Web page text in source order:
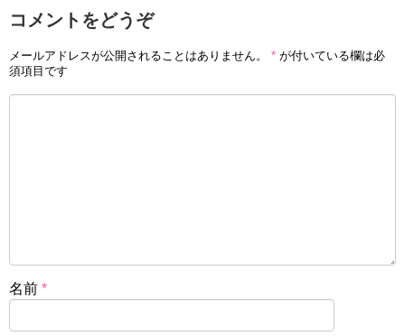
コメントをどうぞ
メールアドレスが公開されることはありません。 * が付いている欄は必
須項目です
名前 *